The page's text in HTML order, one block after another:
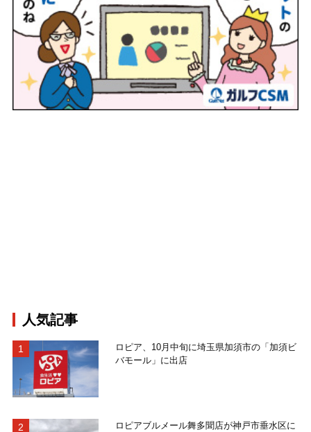
人気記事
ロピア、10月中旬に埼玉県加須市の「加須ビ
バモール」に出店
ロピアブルメール舞多聞店が神戸市垂水区に